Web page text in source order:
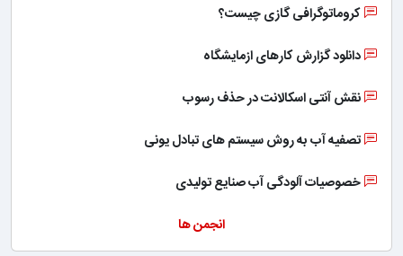
کروماتوگرافی گازی چیست؟
دانلود گزارش کارهای ازمایشگاه
نقش آنتی اسکالانت در حذف رسوب
تصفیه آب به روش سیستم های تبادل یونی
خصوصیات آلودگی آب صنایع تولیدی
انجمن ها